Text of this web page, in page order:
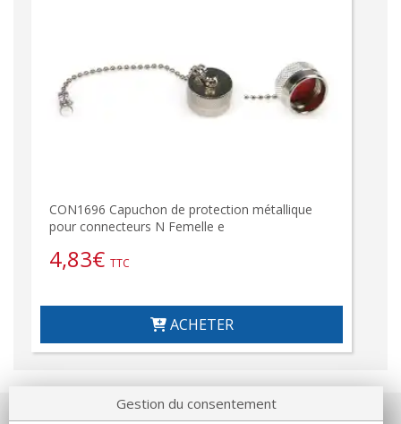
CON1696 Capuchon de protection métallique
pour connecteurs N Femelle e
4,83€ TTC
ACHETER
Gestion du consentement